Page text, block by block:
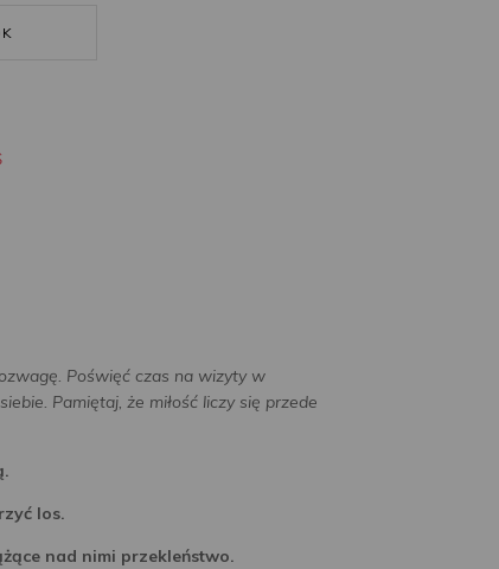
Poświęć czas na wizyty w
Pamiętaj, że miłość liczy się przede
los.
nad nimi przekleństwo.